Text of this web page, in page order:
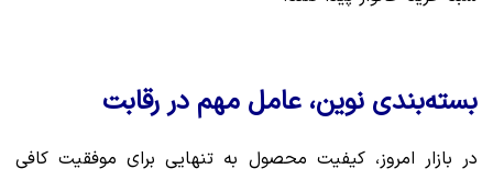
بسته‌بندی نوین، عامل مهم در رقابت
در بازار امروز، کیفیت محصول به تنهایی برای موفقیت کافی